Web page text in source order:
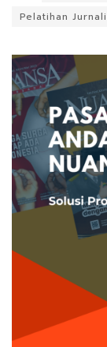
Pelatihan